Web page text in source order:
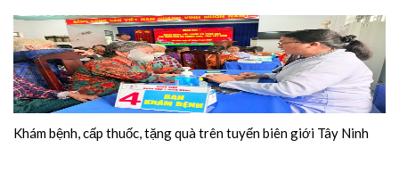
Khám bệnh, cấp thuốc, tặng quà trên tuyến biên giới Tây Ninh